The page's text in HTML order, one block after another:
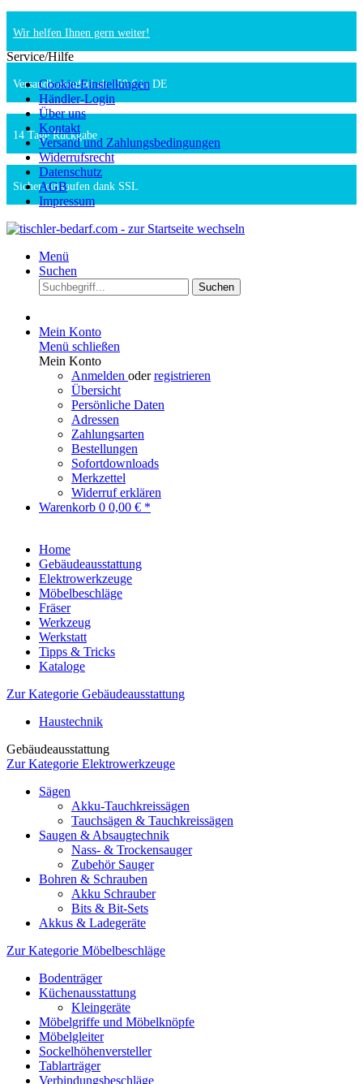
Wir helfen Ihnen gern weiter!
Versandkostenfrei ab 150 € in DE
14 Tage Rückgabe
Sicher einkaufen dank SSL
Service/Hilfe
Cookie-Einstellungen
Händler-Login
Über uns
Kontakt
Versand und Zahlungsbedingungen
Widerrufsrecht
Datenschutz
AGB
Impressum
Menü
Suchen
Suchen
Mein Konto
Menü schließen
Mein Konto
Anmelden oderregistrieren
Übersicht
Persönliche Daten
Adressen
Zahlungsarten
Bestellungen
Sofortdownloads
Merkzettel
Widerruf erklären
Warenkorb 0 0,00 € *
Home
Gebäudeausstattung
Elektrowerkzeuge
Möbelbeschläge
Fräser
Werkzeug
Werkstatt
Tipps & Tricks
Kataloge
Zur Kategorie Gebäudeausstattung
Haustechnik
Gebäudeausstattung
Zur Kategorie Elektrowerkzeuge
Sägen
Akku-Tauchkreissägen
Tauchsägen & Tauchkreissägen
Saugen & Absaugtechnik
Nass- & Trockensauger
Zubehör Sauger
Bohren & Schrauben
Akku Schrauber
Bits & Bit-Sets
Akkus & Ladegeräte
Zur Kategorie Möbelbeschläge
Bodenträger
Küchenausstattung
Kleingeräte
Möbelgriffe und Möbelknöpfe
Möbelgleiter
Sockelhöhenversteller
Tablarträger
Verbindungsbeschläge